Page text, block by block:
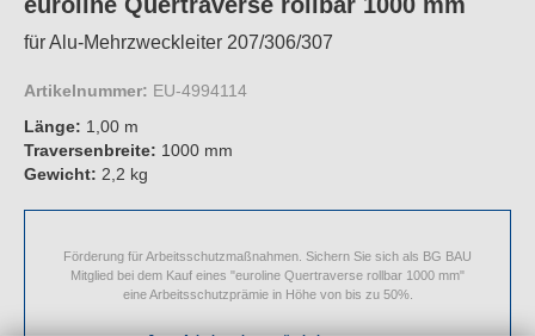
für Alu-Mehrzweckleiter 207/306/307
Artikelnummer: EU-4994114
Länge: 1,00 m
Traversenbreite: 1000 mm
Gewicht: 2,2 kg
Förderung für Arbeitsschutzmaßnahmen. Sichern Sie sich als BG BAU
Mitglied bei dem Kauf eines "euroline Quertraverse rollbar 1000 mm"
eine Arbeitsschutzprämie in Höhe von bis zu 50%.